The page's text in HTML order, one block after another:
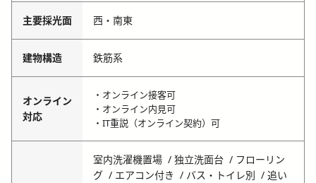
主要採光面 西・南東
建物構造 鉄筋系
オンライン
対応
・オンライン接客可
・オンライン内見可
・IT重説（オンライン契約）可
室内洗濯機置場 独立洗面台
フローリン
グ
エアコン付き バス・トイレ別
追い